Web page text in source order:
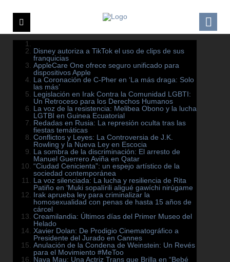
Disney autoriza a TikTok el uso de clips de sus
franquicias
AppleCare One ofrece seguro unificado para
dispositivos Apple
La Coronación de C-Pher en ‘La más draga: Solo
las más’
Legislación en Irak Contra la Comunidad LGBTI:
Un Retroceso para los Derechos Humanos
La voz de la resistencia: Melibea Obono y la lucha
LGTBI en Guinea Ecuatorial
Redadas en Rusia: La represión oculta tras las
fiestas temáticas
Conflictos y Leyes: La Controversia de J.K.
Rowling y la Nueva Ley en Escocia
La sombra de la discriminación: El arresto de
Manuel Guerrero Aviña en Qatar
“Ciudad Cenicienta”: un espejo artístico de la
sociedad contemporánea
La voz silenciada: La lucha y resiliencia de Rita
Patiño en ‘Muki sopalírili aligué gawíchi nirúgame
Irak aprueba ley para criminalizar la
homosexualidad con penas de hasta 15 años de
cárcel
Creamilandia: Últimos días del Primer Museo del
Helado
Xavier Dolan: De Prodigio Cinematográfico a
Presidente del Jurado en Cannes
Anulación de la Condena de Weinstein: Un Revés
para el Movimiento #MeToo
Nava Mau: Una Actriz Trans que Brilla en “Bebé